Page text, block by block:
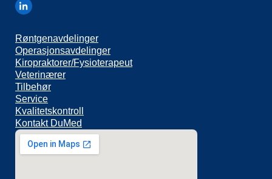
Røntgenavdelinger
Operasjonsavdelinger
Kiropraktorer/Fysioterapeut
Veterinærer
Tilbehør
Service
Kvalitetskontroll
Kontakt DuMed